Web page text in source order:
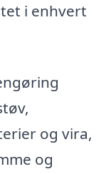
i enhvert
og vira,
og